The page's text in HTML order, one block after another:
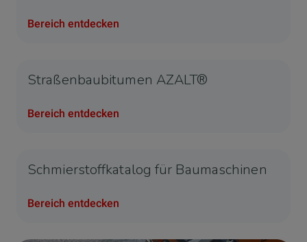
Bereich entdecken
Straßenbaubitumen AZALT®
Bereich entdecken
Schmierstoffkatalog für Baumaschinen
Bereich entdecken